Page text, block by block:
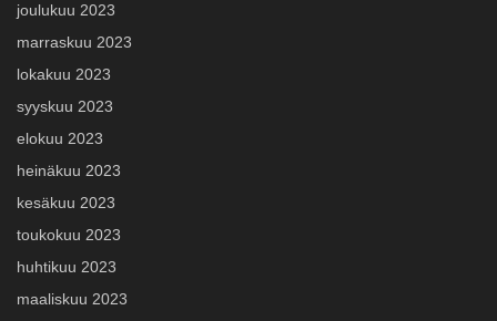
joulukuu 2023
marraskuu 2023
lokakuu 2023
syyskuu 2023
elokuu 2023
heinäkuu 2023
kesäkuu 2023
toukokuu 2023
huhtikuu 2023
maaliskuu 2023